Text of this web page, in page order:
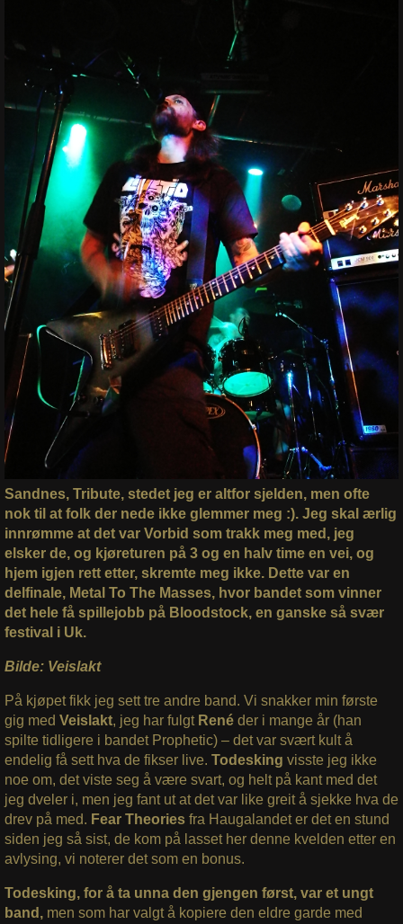
Sandnes, Tribute, stedet jeg er altfor sjelden, men ofte
nok til at folk der nede ikke glemmer meg :). Jeg skal ærlig
innrømme at det var Vorbid som trakk meg med, jeg
elsker de, og kjøreturen på 3 og en halv time en vei, og
hjem igjen rett etter, skremte meg ikke. Dette var en
delfinale, Metal To The Masses, hvor bandet som vinner
det hele få spillejobb på Bloodstock, en ganske så svær
festival i Uk.
Bilde: Veislakt
På kjøpet fikk jeg sett tre andre band. Vi snakker min første
gig med Veislakt, jeg har fulgt René der i mange år (han
spilte tidligere i bandet Prophetic) – det var svært kult å
endelig få sett hva de fikser live. Todesking visste jeg ikke
noe om, det viste seg å være svart, og helt på kant med det
jeg dveler i, men jeg fant ut at det var like greit å sjekke hva de
drev på med. Fear Theoriesfra Haugalandet er det en stund
siden jeg så sist, de kom på lasset her denne kvelden etter en
avlysing, vi noterer det som en bonus.
Todesking, for å ta unna den gjengen først, var et ungt
band, men som har valgt å kopiere den eldre garde med